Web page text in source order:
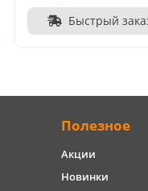
Быстрый
Полезное
Акции
Новинки